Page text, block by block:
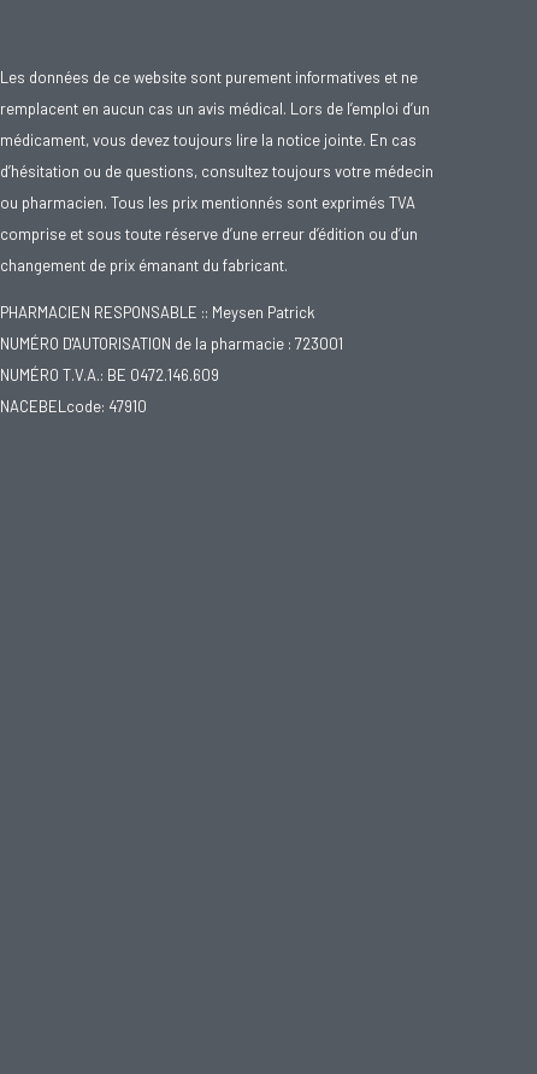
Les données de ce website sont purement informatives et ne
remplacent en aucun cas un avis médical. Lors de l’emploi d’un
médicament, vous devez toujours lire la notice jointe. En cas
d’hésitation ou de questions, consultez toujours votre médecin
ou pharmacien. Tous les prix mentionnés sont exprimés TVA
comprise et sous toute réserve d’une erreur d’édition ou d’un
changement de prix émanant du fabricant.
PHARMACIEN RESPONSABLE :: Meysen Patrick
NUMÉRO D'AUTORISATION de la pharmacie : 723001
NUMÉRO T.V.A.: BE 0472.146.609
NACEBELcode: 47910